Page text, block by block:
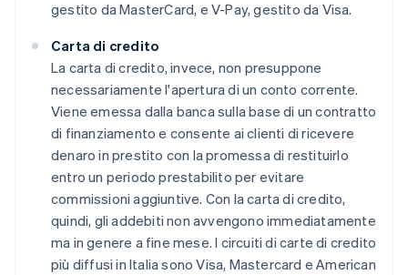
gestito da MasterCard, e V-Pay, gestito da Visa.
Carta di credito
La carta di credito, invece, non presuppone
necessariamente l'apertura di un conto corrente.
Viene emessa dalla banca sulla base di un contratto
di finanziamento e consente ai clienti di ricevere
denaro in prestito con la promessa di restituirlo
entro un periodo prestabilito per evitare
commissioni aggiuntive. Con la carta di credito,
quindi, gli addebiti non avvengono immediatamente
ma in genere a fine mese. I circuiti di carte di credito
più diffusi in Italia sono Visa, Mastercard e American